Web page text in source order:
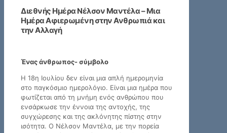
Διεθνής Ημέρα Νέλσον Μαντέλα – Μια
Ημέρα Αφιερωμένη στην Ανθρωπιά και
την Αλλαγή
Ένας άνθρωπος- σύμβολο
Η 18η Ιουλίου δεν είναι μια απλή ημερομηνία
στο παγκόσμιο ημερολόγιο. Είναι μια ημέρα που
φωτίζεται από τη μνήμη ενός ανθρώπου που
ενσάρκωσε την έννοια της αντοχής, της
συγχώρεσης και της ακλόνητης πίστης στην
ισότητα. Ο Νέλσον Μαντέλα, με την πορεία